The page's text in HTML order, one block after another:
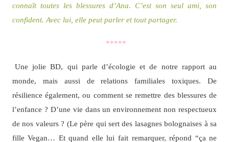
connaît toutes les blessures d’Ana. C’est son seul ami, son
confident. Avec lui, elle peut parler et tout partager.
*****
Une jolie BD, qui parle d’écologie et de notre rapport au
monde, mais aussi de relations familiales toxiques. De
résilience également, ou comment se remettre des blessures de
l’enfance ? D’une vie dans un environnement non respectueux
de nos valeurs ? (Le père qui sert des lasagnes bolognaises à sa
fille Vegan… Et quand elle lui fait remarquer, répond “ça ne